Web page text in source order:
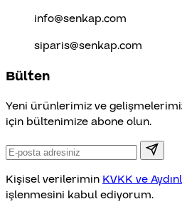
info@senkap.com
siparis@senkap.com
Bülten
Yeni ürünlerimiz ve
için bültenimize abone olun.
Kişisel verilerimin KVKK ve
işlenmesini kabul ediyorum.